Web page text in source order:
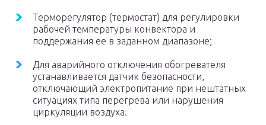
Терморегулятор (термостат) для регулировки
рабочей температуры конвектора и
поддержания ее в заданном диапазоне;
Для аварийного отключения обогревателя
устанавливается датчик безопасности,
отключающий электропитание при нештатных
ситуациях типа перегрева или нарушения
циркуляции воздуха.